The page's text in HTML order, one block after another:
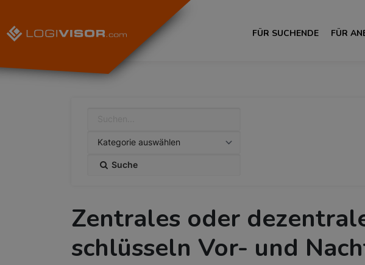
FÜR SUCHENDE FÜR
Suche
Zentrales oder
schlüsseln Vor- und